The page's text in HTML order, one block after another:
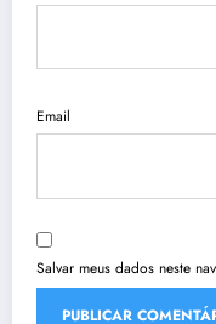
Email
Salvar meus dados neste